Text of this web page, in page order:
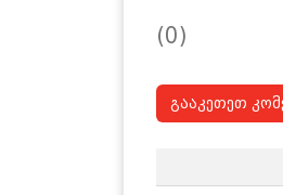
(0)
გააკეთეთ